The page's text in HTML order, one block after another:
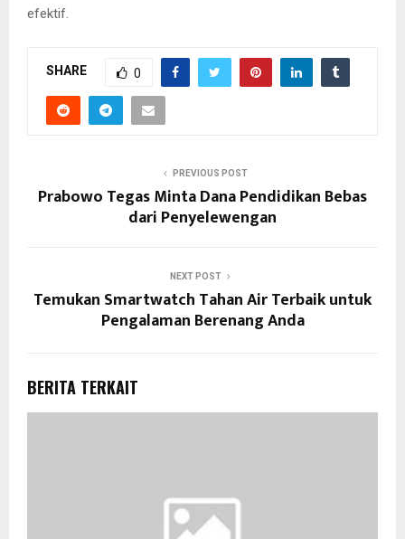
efektif.
SHARE 0
PREVIOUS POST
Prabowo Tegas Minta Dana Pendidikan Bebas
dari Penyelewengan
NEXT POST
Temukan Smartwatch Tahan Air Terbaik untuk
Pengalaman Berenang Anda
BERITA TERKAIT